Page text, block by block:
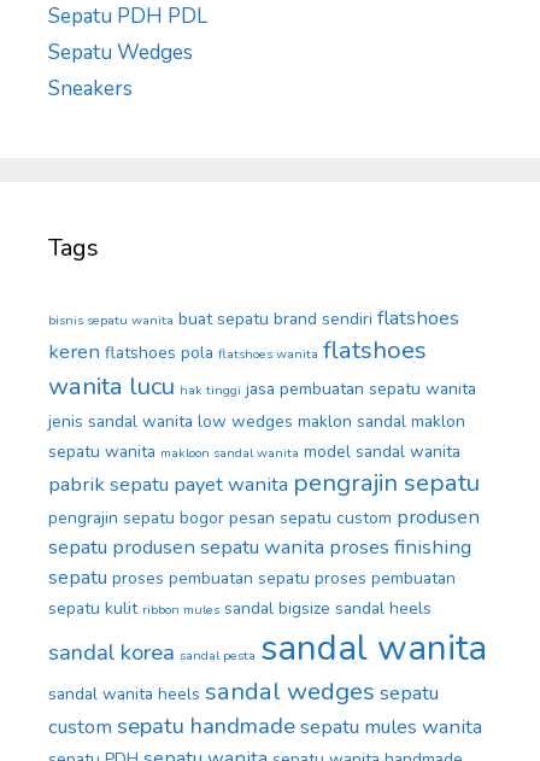
Sepatu PDH PDL
Sepatu Wedges
Sneakers
Tags
bisnis sepatu wanita buat sepatu brand sendiri flatshoes
keren flatshoes pola flatshoes wanita flatshoes
wanita lucu hak tinggi jasa pembuatan sepatu wanita
jenis sandal wanita low wedges maklon sandal maklon
sepatu wanita makloon sandal wanita model sandal wanita
pabrik sepatu payet wanita pengrajin sepatu
pengrajin sepatu bogor pesan sepatu custom produsen
sepatu produsen sepatu wanita proses finishing
sepatu proses pembuatan sepatu proses pembuatan
sepatu kulit ribbon mules sandal bigsize sandal heels
sandal korea sandal pesta sandal wanita
sandal wanita heels sandal wedges sepatu
custom sepatu handmadesepatu mules wanita